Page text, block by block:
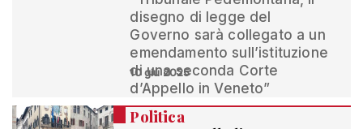
disegno di legge del
Governo sarà collegato a un
emendamento sull’istituzione
di una seconda Corte
d’Appello in Veneto”
10 giu 2025
Politica